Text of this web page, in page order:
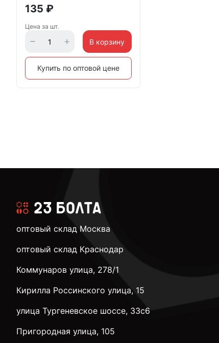
135 ₽
Цена за шт.
В корзину
Купить по оптовой цене
оптовый склад Москва
оптовый склад Краснодар
Коммунаров улица, 278/1
Кирилла Россинского улица, 15
улица Тургеневское шоссе, 33с6
Пригородная улица, 105